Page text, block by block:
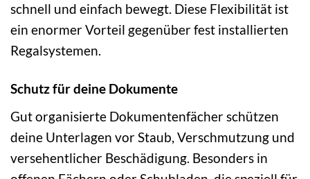
schnell und einfach bewegt. Diese Flexibilität ist
ein enormer Vorteil gegenüber fest installierten
Regalsystemen.
Schutz für deine Dokumente
Gut organisierte Dokumentenfächer schützen
deine Unterlagen vor Staub, Verschmutzung und
versehentlicher Beschädigung. Besonders in